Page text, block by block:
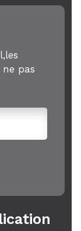
pas